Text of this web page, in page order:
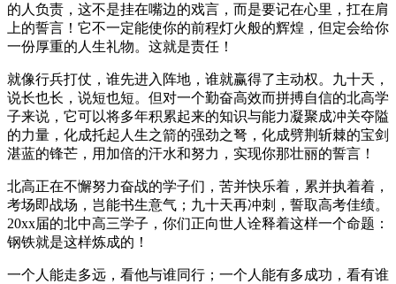
的人负责，这不是挂在嘴边的戏言，而是要记在心里，扛在肩
上的誓言！它不一定能使你的前程灯火般的辉煌，但定会给你
一份厚重的人生礼物。这就是责任！
就像行兵打仗，谁先进入阵地，谁就赢得了主动权。九十天，
说长也长，说短也短。但对一个勤奋高效而拼搏自信的北高学
子来说，它可以将多年积累起来的知识与能力凝聚成冲关夺隘
的力量，化成托起人生之箭的强劲之弩，化成劈荆斩棘的宝剑
湛蓝的锋芒，用加倍的汗水和努力，实现你那壮丽的誓言！
北高正在不懈努力奋战的学子们，苦并快乐着，累并执着着，
考场即战场，岂能书生意气；九十天再冲刺，誓取高考佳绩。
20xx届的北中高三学子，你们正向世人诠释着这样一个命题：
钢铁就是这样炼成的！
一个人能走多远，看他与谁同行；一个人能有多成功，看有谁